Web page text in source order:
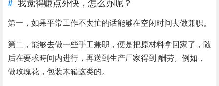
第一，如果平常工作不太忙的话能够在空闲时间去做兼职。
第二，能够去做一些手工兼职，便是把原材料拿回家了，随
后在要求時间内进行，再送到生产厂家得到 酬劳。例如，
做玫瑰花，包装木箱这类的。